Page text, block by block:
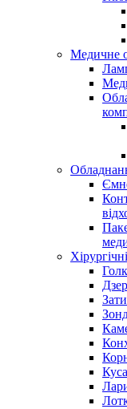
Медичне